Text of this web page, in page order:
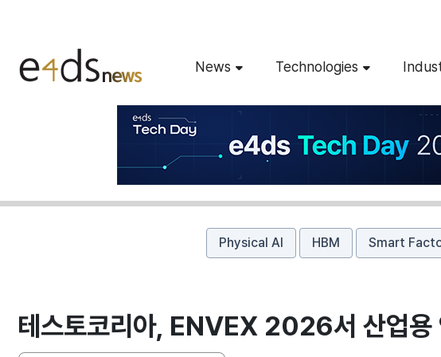
News Technologies
Physical AI HBM Smart
테스토코리아, ENVEX 2026서 산업용